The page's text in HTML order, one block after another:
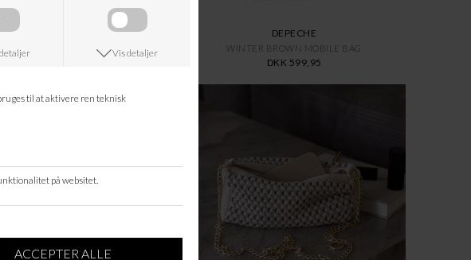
BLACK NERO MOBILE BAG
DEPECHE
WINTER BROWN MOBILE BAG
DKK 599,95